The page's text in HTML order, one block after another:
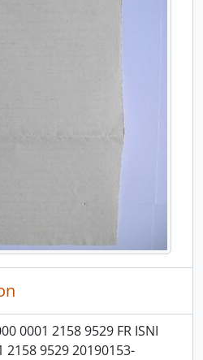
0001 2158 9529 FR ISNI
2158 9529 20190153-